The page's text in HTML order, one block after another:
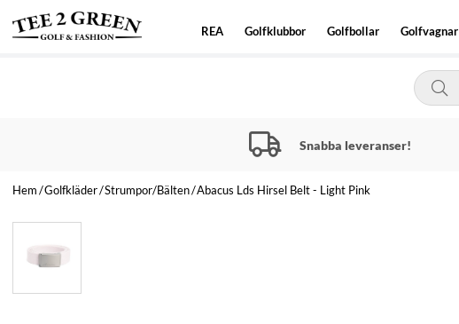
REA Golfklubbor Golfbollar Golfvagnar
Snabba leveranser!
Hem Golfkläder Strumpor/Bälten Abacus Lds Hirsel Belt - Light Pink